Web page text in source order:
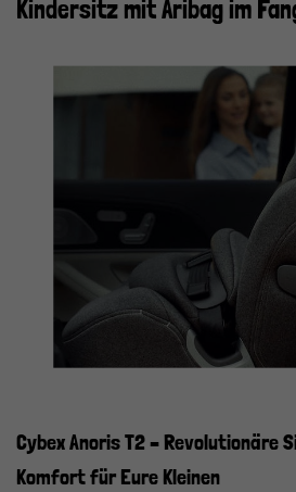
Kindersitz mit Aribag im
Cybex Anoris T2 – Revolutionäre
Komfort für Eure Kleinen